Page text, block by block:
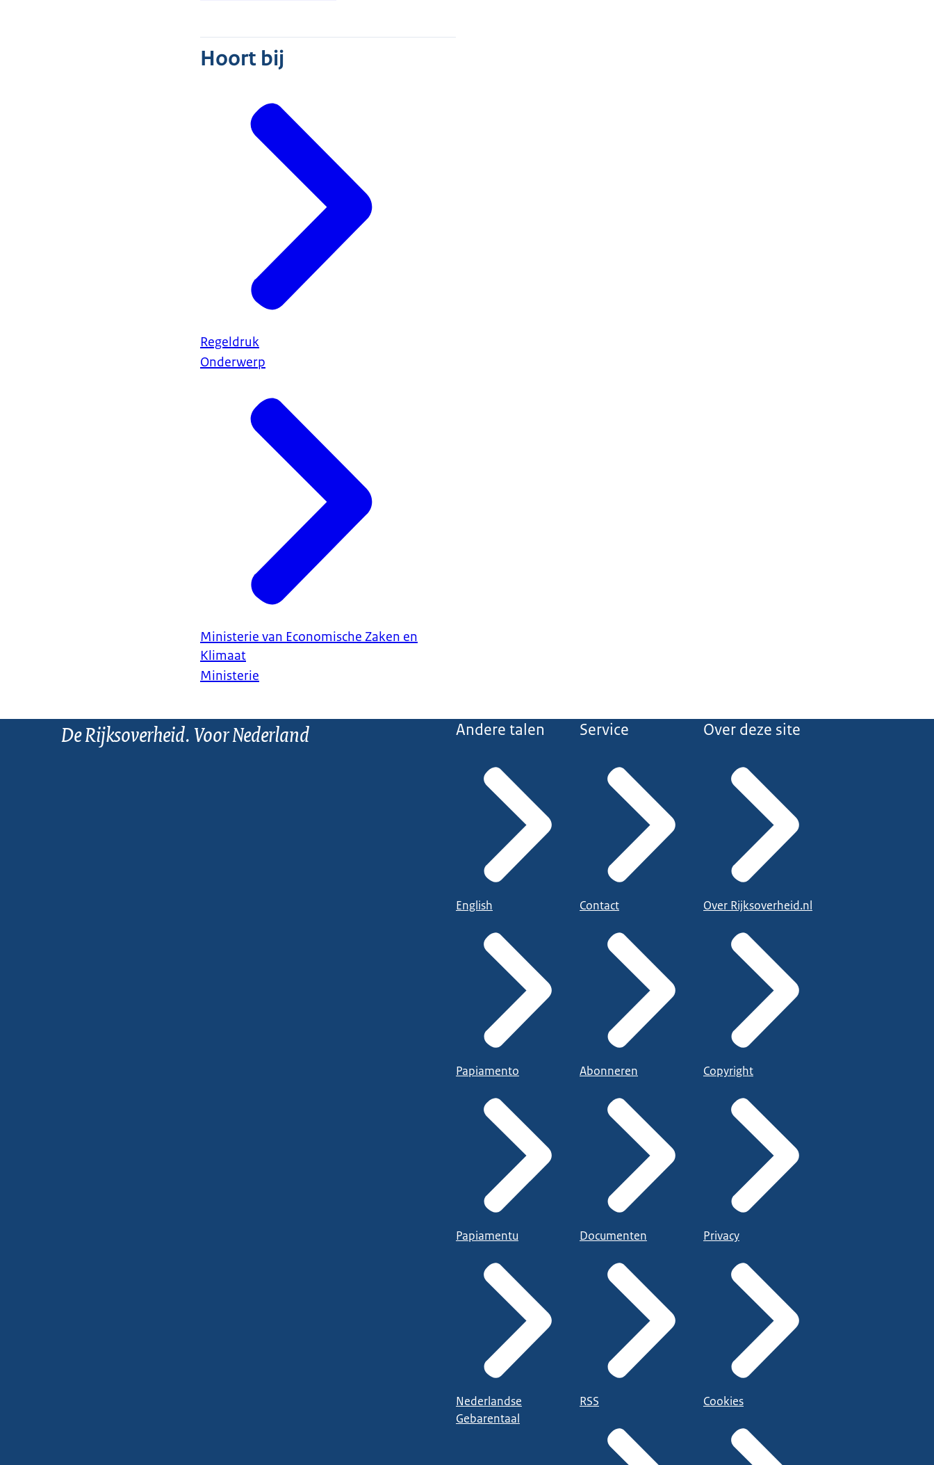
Hoort bij
Regeldruk
Onderwerp
Ministerie van Economische Zaken en
Klimaat
Ministerie
De Rijksoverheid. Voor Nederland Andere talen
English
Papiamento
Papiamentu
Nederlandse
Gebarentaal
Service
Contact
Abonneren
Documenten
RSS
Over deze site
Over Rijksoverheid.nl
Copyright
Privacy
Cookies